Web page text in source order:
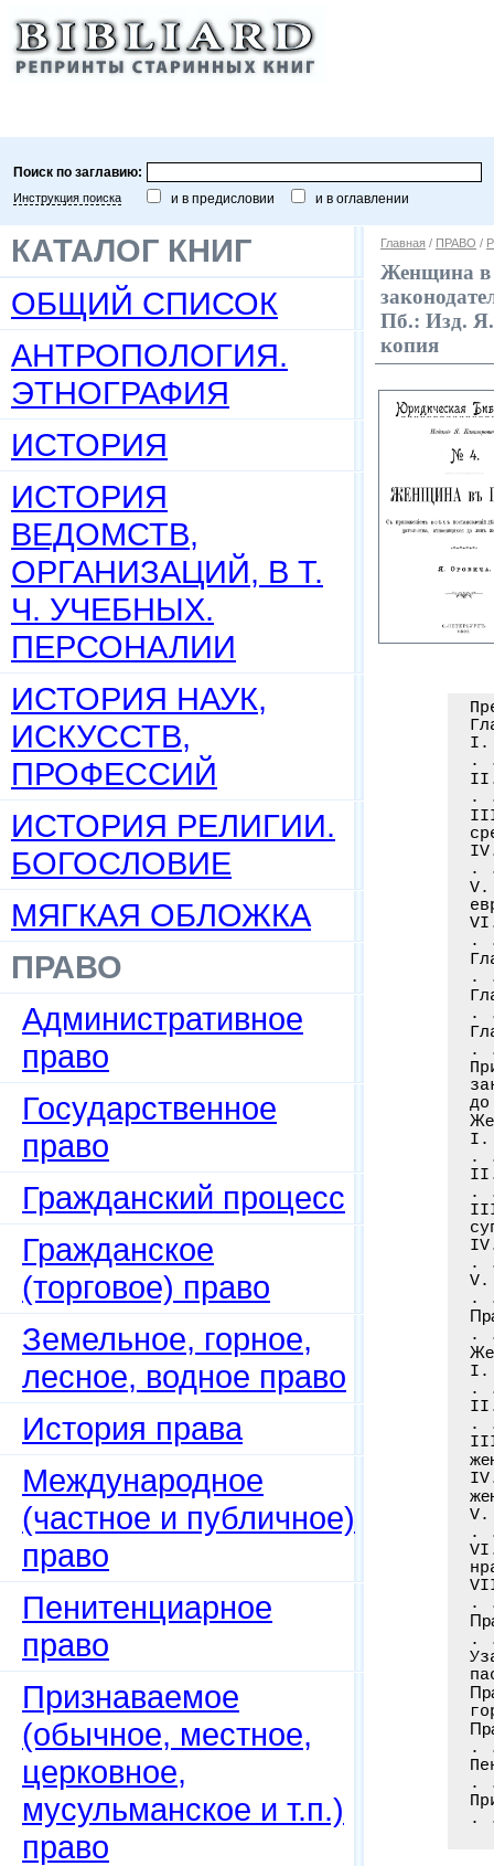
Поиск по заглавию:
Инструкция поиска и в предисловии и в оглавлении
КАТАЛОГ КНИГ
ОБЩИЙ СПИСОК
АНТРОПОЛОГИЯ.
ЭТНОГРАФИЯ
ИСТОРИЯ
ИСТОРИЯ
ВЕДОМСТВ,
ОРГАНИЗАЦИЙ, В Т.
Ч. УЧЕБНЫХ.
ПЕРСОНАЛИИ
ИСТОРИЯ НАУК,
ИСКУССТВ,
ПРОФЕССИЙ
ИСТОРИЯ РЕЛИГИИ.
БОГОСЛОВИЕ
МЯГКАЯ ОБЛОЖКА
ПРАВО
Административное
право
Государственное
право
Гражданский процесс
Гражданское
(торговое) право
Земельное, горное,
лесное, водное право
История права
Международное
(частное и публичное)
право
Пенитенциарное
право
Признаваемое
(обычное, местное,
церковное,
мусульманское и т.п.)
право
Главная / ПРАВО /
Женщина в
Пб.: Изд. Я.
копия
I.
.
II.
.
.
V.
.
.
.
.
I.
.
.
.
.
.
I.
.
II.
.
.
.
.
.
.
.